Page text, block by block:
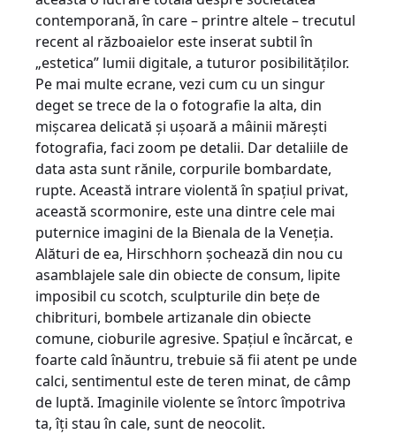
contemporană, în care – printre altele – trecutul
recent al războaielor este inserat subtil în
„estetica” lumii digitale, a tuturor posibilităţilor.
Pe mai multe ecrane, vezi cum cu un singur
deget se trece de la o fotografie la alta, din
mişcarea delicată şi uşoară a mâinii măreşti
fotografia, faci zoom pe detalii. Dar detaliile de
data asta sunt rănile, corpurile bombardate,
rupte. Această intrare violentă în spaţiul privat,
această scormonire, este una dintre cele mai
puternice imagini de la Bienala de la Veneţia.
Alături de ea, Hirschhorn şochează din nou cu
asamblajele sale din obiecte de consum, lipite
imposibil cu scotch, sculpturile din beţe de
chibrituri, bombele artizanale din obiecte
comune, cioburile agresive. Spaţiul e încărcat, e
foarte cald înăuntru, trebuie să fii atent pe unde
calci, sentimentul este de teren minat, de câmp
de luptă. Imaginile violente se întorc împotriva
ta, îţi stau în cale, sunt de neocolit.